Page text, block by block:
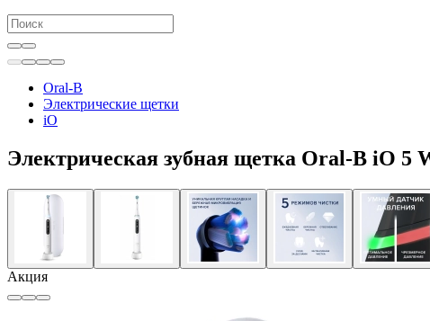
Oral-B
Электрические щетки
iO
Электрическая зубная щетка Oral-B iO
Акция